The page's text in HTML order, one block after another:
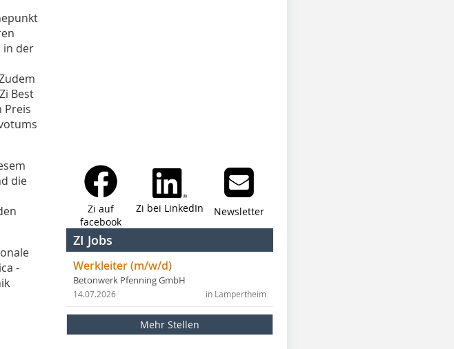
in der
Best
Preis
die
-
Zi auf
facebook
Zi bei LinkedIn Newsletter
ZI Jobs
Werkleiter (m/w/d)
Betonwerk Pfenning GmbH
in Lampertheim
14.07.2026
Mehr Stellen